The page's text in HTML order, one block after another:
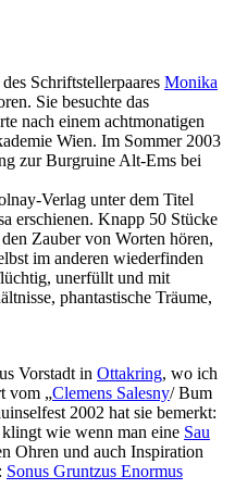
Schriftstellerpaares Monika
Sie besuchte das
nach einem achtmonatigen
Wien. Im Sommer 2003
zur Burgruine Alt-Ems bei
Verlag unter dem Titel
erschienen. Knapp 50 Stücke
Zauber von Worten hören,
im anderen wiederfinden
unerfüllt und mit
phantastische Träume,
Vorstadt in Ottakring, wo ich
vom „Clemens Salesny/ Bum
2002 hat sie bemerkt:
klingt wie wenn man eine Sau
Ohren und auch Inspiration
Sonus Gruntzus Enormus